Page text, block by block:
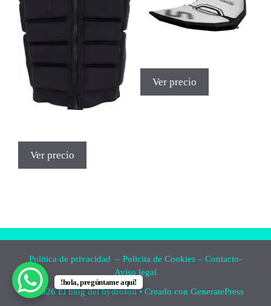
Ver precio
Ver precio
Politica de privacidad – Policita de Cookies – Contacto-
Aviso legal
© 2026 El blog del hydrofoil• Creado con GeneratePress
!hola, pregúntame aquí!